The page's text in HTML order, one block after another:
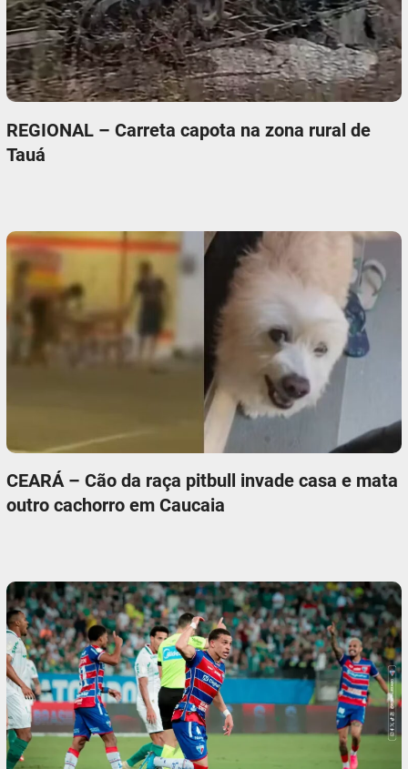
REGIONAL – Carreta capota na zona rural de
Tauá
CEARÁ – Cão da raça pitbull invade casa e mata
outro cachorro em Caucaia